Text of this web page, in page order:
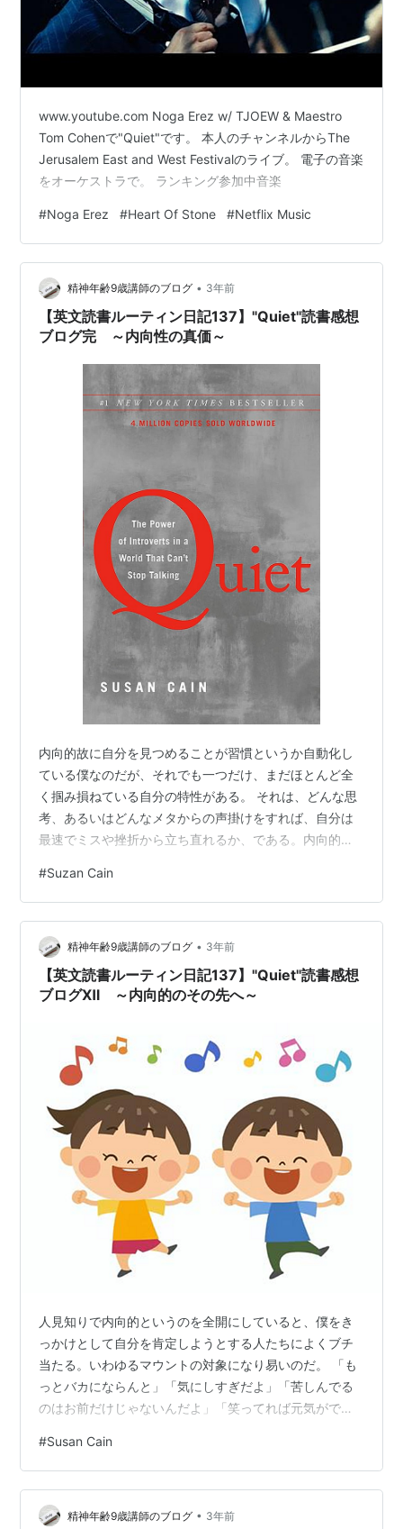
www.youtube.com Noga Erez w/ TJOEW & Maestro
Tom Cohenで"Quiet"です。 本人のチャンネルからThe
Jerusalem East and West Festivalのライブ。 電子の音楽
をオーケストラで。 ランキング参加中音楽
#Noga Erez #Heart Of Stone #Netflix Music
精神年齢9歳講師のブログ • 3年前
【英文読書ルーティン日記137】"Quiet"読書感想
ブログ完 ～内向性の真価～
内向的故に自分を見つめることが習慣というか自動化し
ている僕なのだが、それでも一つだけ、まだほとんど全
く掴み損ねている自分の特性がある。 それは、どんな思
考、あるいはどんなメタからの声掛けをすれば、自分は
最速でミスや挫折から立ち直れるか、である。内向的な
jukukoshinohibi.hatenadiary.com 実際さっきも間違い電
話からの半クレームをやらかしてしまったのだが、20分
以上も頭から血の気が引いた感覚が続き、今も今で注意
散漫、思考がオーバーフローしている。 僕に圧倒的に欠
けている自己肯定の術。この本を読んでいる内に掴みた
かったが、それは宿…
#Suzan Cain
精神年齢9歳講師のブログ • 3年前
【英文読書ルーティン日記137】"Quiet"読書感想
ブログⅫ ～内向的のその先へ～
人見知りで内向的というのを全開にしていると、僕をき
っかけとして自分を肯定しようとする人たちによくブチ
当たる。いわゆるマウントの対象になり易いのだ。 「も
っとバカにならんと」「気にしすぎだよ」「苦しんでる
のはお前だけじゃないんだよ」「笑ってれば元気がでる
なんですね。そう思います。そう返事しながら、そうで
きない自分を呪っていた時期は、結構長いこと続いた。
しかし今はもう、飽きている。社交的に振る舞う気持ち
悪い自分こそ、僕が最も肯定できない僕の像だと気付い
#Susan Cain
精神年齢9歳講師のブログ • 3年前